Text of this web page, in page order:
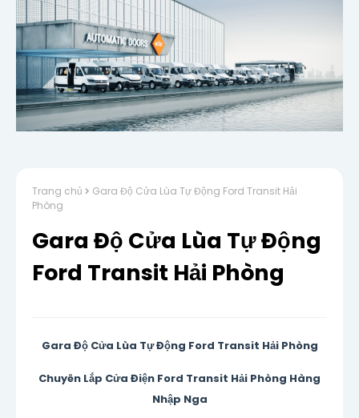
Trang chủ
Gara Độ Cửa Lùa Tự Động Ford Transit Hải
Phòng
Gara Độ Cửa Lùa Tự Động
Ford Transit Hải Phòng
Gara Độ Cửa Lùa Tự Động Ford Transit Hải Phòng
Chuyên Lắp Cửa Điện Ford Transit Hải Phòng Hàng
Nhập Nga